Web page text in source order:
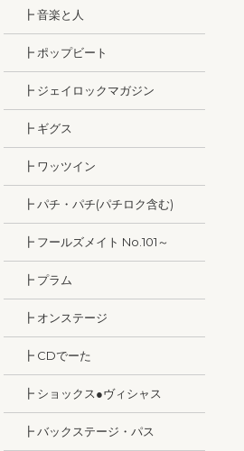
┣ 音楽と人
┣ ポップビート
┣ ジェイロックマガジン
┣ ギグス
┣ ワッツイン
┣ パチ・パチ(パチロク含む)
┣ フールズメイト No.101～
┣ プラム
┣ オンステージ
┣ CDでーた
┣ ショックス●ヴィシャス
┣ バックステージ・パス